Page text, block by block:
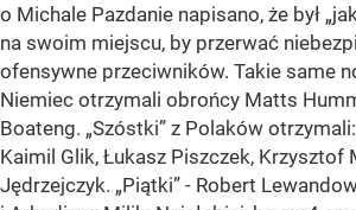
o Michale Pazdanie napisano, że był
na swoim miejscu, by przerwać
ofensywne przeciwników. Takie same
Niemiec otrzymali obrońcy Matts
Boateng. „Szóstki” z Polaków
Kaimil Glik, Łukasz Piszczek, Krzysztof
Jędrzejczyk. „Piątki” - Robert